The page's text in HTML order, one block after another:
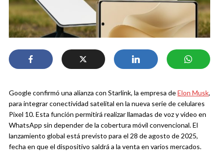
Google confirmó una alianza con Starlink, la empresa deElon Musk,
para integrar conectividad satelital en la nueva serie de celulares
Pixel 10. Esta función permitirá realizar llamadas de voz y video en
WhatsApp sin depender de la cobertura móvil convencional. El
lanzamiento global está previsto para el 28 de agosto de 2025,
fecha en que el dispositivo saldrá a la venta en varios mercados.